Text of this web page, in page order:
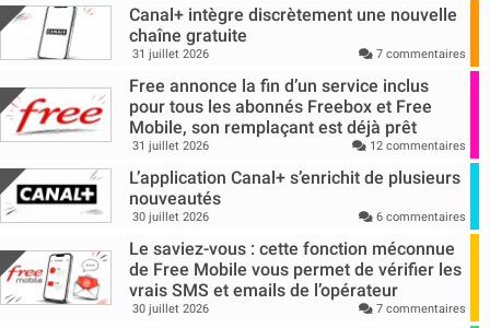
Canal+ intègre discrètement une nouvelle
chaîne gratuite
31 juillet 2026 7 commentaires
Free annonce la fin d’un service inclus
pour tous les abonnés Freebox et Free
Mobile, son remplaçant est déjà prêt
31 juillet 2026 12 commentaires
L’application Canal+ s’enrichit de plusieurs
nouveautés
30 juillet 2026 6 commentaires
Le saviez-vous : cette fonction méconnue
de Free Mobile vous permet de vérifier les
vrais SMS et emails de l’opérateur
30 juillet 2026 7 commentaires